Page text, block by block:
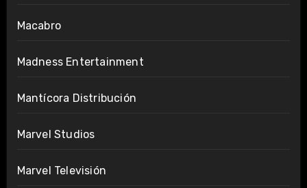
Macabro
Madness Entertainment
Mantícora Distribución
Marvel Studios
Marvel Televisión